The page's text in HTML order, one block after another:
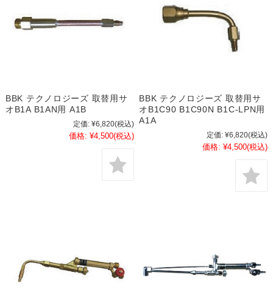
BBK テクノロジーズ 取替用サ
オB1A B1AN用 A1B
定価: ¥6,820(税込)
価格: ¥4,500(税込)
BBK テクノロジーズ 取替用サ
オB1C90 B1C90N B1C-LPN用
A1A
定価: ¥6,820(税込)
価格: ¥4,500(税込)